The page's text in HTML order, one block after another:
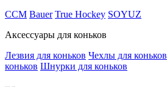
ССМ Bauer True Hockey SOYUZ
Аксессуары для коньков
Лезвия для коньков Чехлы для коньков
коньков Шнурки для коньков